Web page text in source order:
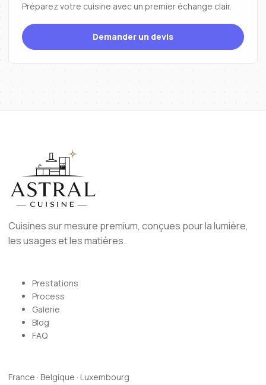
Préparez votre cuisine avec un premier échange clair.
Demander un devis
Cuisines sur mesure premium, conçues pour la lumière,
les usages et les matières.
Prestations
Process
Galerie
Blog
FAQ
France · Belgique · Luxembourg